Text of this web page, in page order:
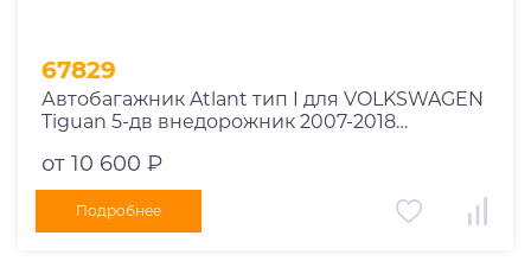
67829
Автобагажник Atlant тип I для VOLKSWAGEN
Tiguan 5-дв внедорожник 2007-2018
10002+11114+11118
от 10 600 ₽
Подробнее